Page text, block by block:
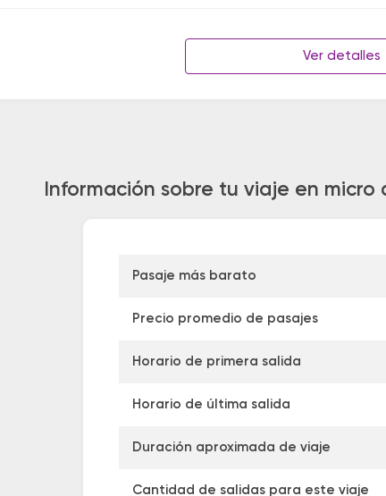
Ver detalles
Información sobre tu viaje en
Pasaje más barato
Precio promedio de pasajes
Horario de primera salida
Horario de última salida
Duración aproximada de viaje
Cantidad de salidas para este viaje